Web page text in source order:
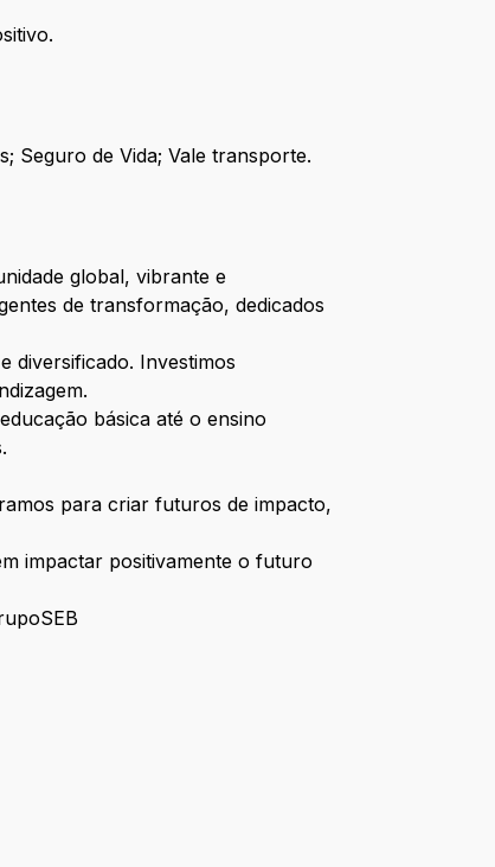
Seguro de Vida; Vale transporte.
global, vibrante e
de transformação, dedicados
diversificado. Investimos
básica até o ensino
para criar futuros de impacto,
impactar positivamente o futuro